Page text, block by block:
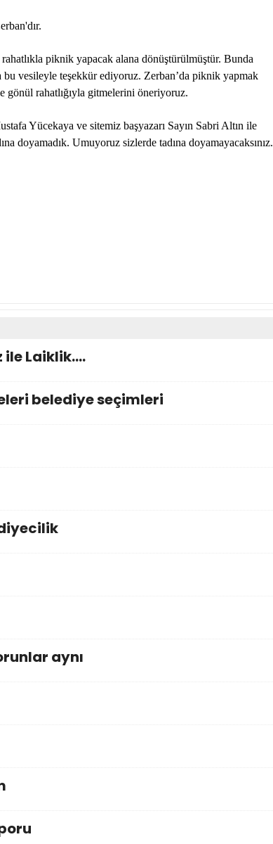
piknik yapacak alana dönüştürülmüştür. Bunda
bu vesileyle teşekkür ediyoruz. Zerban’da piknik yapmak
gönül rahatlığıyla gitmelerini öneriyoruz.
Yücekaya ve sitemiz başyazarı Sayın Sabri Altın ile
doyamadık. Umuyoruz sizlerde tadına doyamayacaksınız.
Laiklik….
belediye seçimleri
aynı